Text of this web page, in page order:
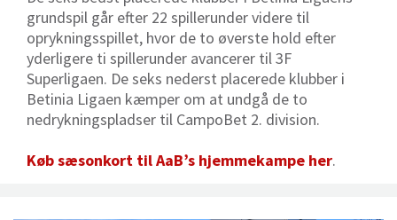
grundspil går efter 22 spillerunder videre til
oprykningsspillet, hvor de to øverste hold efter
yderligere ti spillerunder avancerer til 3F
Superligaen. De seks nederst placerede klubber i
Betinia Ligaen kæmper om at undgå de to
nedrykningspladser til CampoBet 2. division.
Køb sæsonkort til AaB’s hjemmekampe her.